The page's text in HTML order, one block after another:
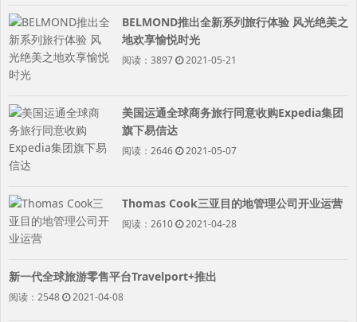
BELMOND推出全新系列旅行体验 风光绝美之
地欢享愉悦时光
阅读：3897 2021-05-21
美国运通全球商务旅行同意收购Expedia集团
旗下易信达
阅读：2646 2021-05-07
Thomas Cook三亚目的地管理公司开业运营
阅读：2610 2021-04-28
新一代全球旅游零售平台Travelport+推出
阅读：2548 2021-04-08